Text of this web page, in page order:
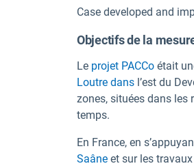
Case developed and
Objectifs de la
Le projet PACCo était
Loutre dans l’est du
zones, situées dans
temps.
En France, en
Saâne et sur les